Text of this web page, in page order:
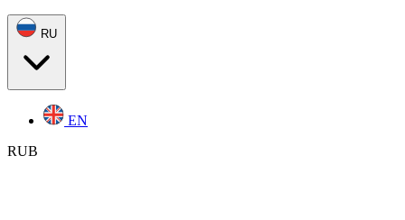
RU
EN
RUB